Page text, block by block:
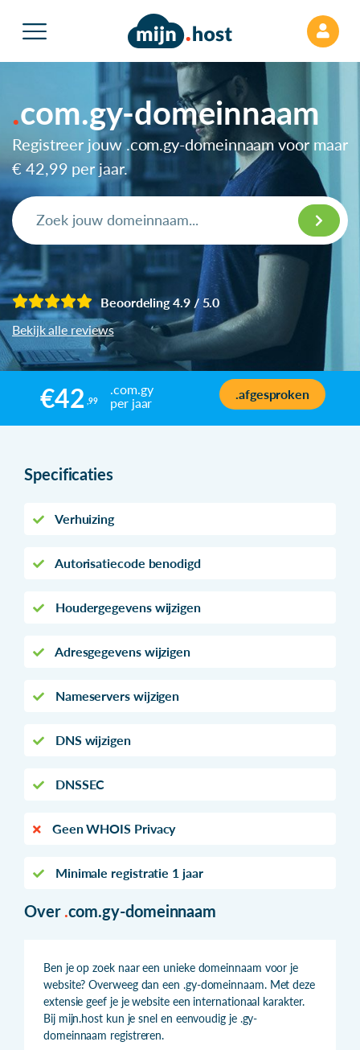
com.gy-domeinnaam
Registreer jouw .com.gy-domeinnaam voor maar
€ 42,99 per jaar.
Beoordeling 4.9 / 5.0
Bekijk alle reviews
€42 ,99
.com.gy
per jaar
.afgesproken
Specificaties
Verhuizing
Autorisatiecode benodigd
Houdergegevens wijzigen
Adresgegevens wijzigen
Nameservers wijzigen
DNS wijzigen
DNSSEC
Geen WHOIS Privacy
Minimale registratie 1 jaar
Over .com.gy-domeinnaam
Ben je op zoek naar een unieke domeinnaam voor je
website? Overweeg dan een .gy-domeinnaam. Met deze
extensie geef je je website een internationaal karakter.
Bij mijn.host kun je snel en eenvoudig je .gy-
domeinnaam registreren.